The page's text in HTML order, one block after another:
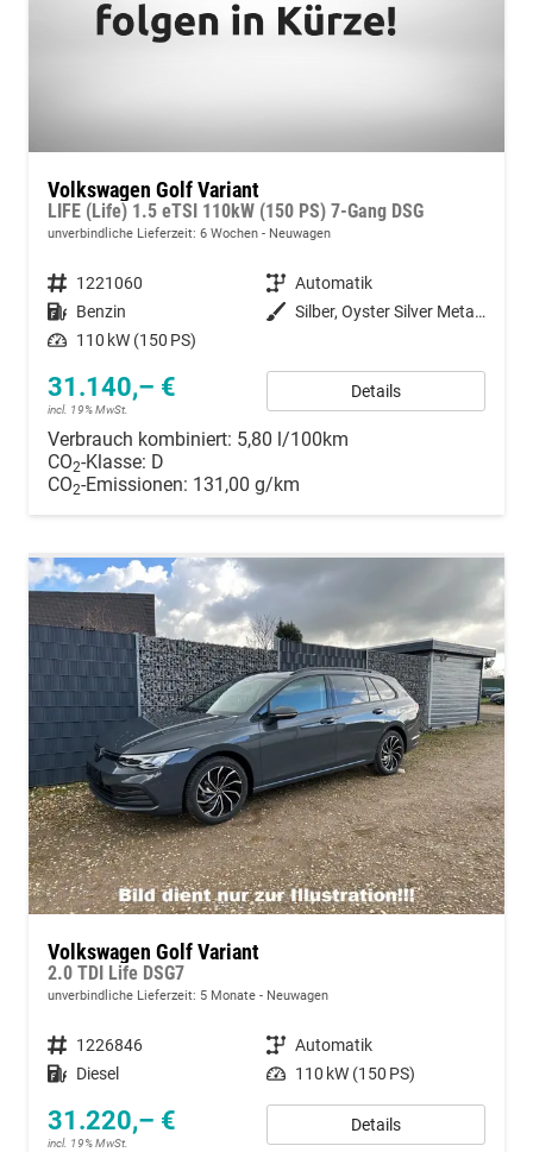
Volkswagen Golf Variant
LIFE (Life) 1.5 eTSI 110kW (150 PS) 7-Gang DSG
unverbindliche Lieferzeit: 6 Wochen Neuwagen
Fahrzeugnummer 1221060 Getriebe Automatik
Kraftstoff Benzin Außenfarbe
Silber, Oyster Silver Metallic (F0)
Leistung 110 kW (150 PS)
31.140,– €
incl. 19% MwSt.
Details
Verbrauch kombiniert: 5,80 l/100km
CO2-Klasse: D
CO2-Emissionen: 131,00 g/km
Volkswagen Golf Variant
2.0 TDI Life DSG7
unverbindliche Lieferzeit: 5 Monate Neuwagen
Fahrzeugnummer 1226846 Getriebe Automatik
Kraftstoff Diesel Leistung 110 kW (150 PS)
31.220,– €
incl. 19% MwSt.
Details